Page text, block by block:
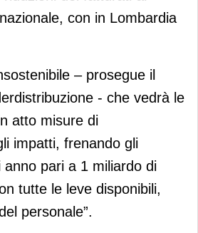
con in Lombardia
– prosegue il
- che vedrà le
atto misure di
impatti, frenando gli
anno pari a 1 miliardo di
tutte le leve disponibili,
personale”.